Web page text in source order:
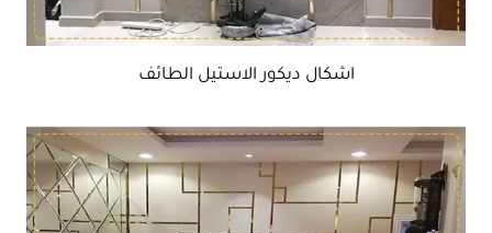
اشكال ديكور الاستيل الطائف